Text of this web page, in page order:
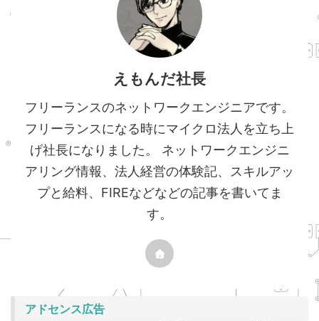
えもんだ社長
フリーランスのネットワークエンジニアです。
フリーランスになる時にマイクロ法人を立ち上
げ社長になりました。 ネットワークエンジニ
アリング情報、法人経営の体験記、スキルアッ
プと給料、FIREなどなどの記事を書いてま
す。
アドセンス広告